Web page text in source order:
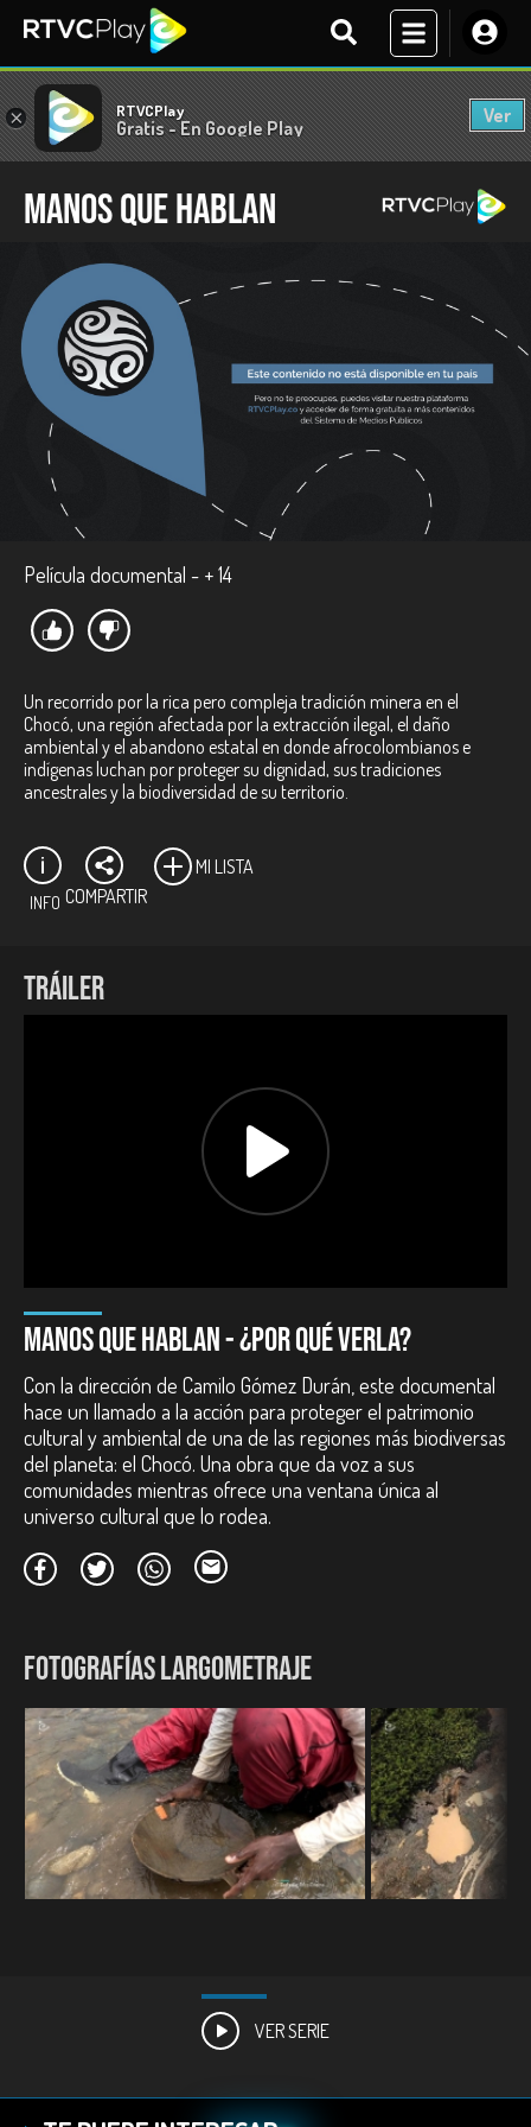
× RTVCPlay
Gratis - En Google Play
Ver
Manos que hablan
Película documental - + 14
Un recorrido por la rica pero compleja tradición minera en el
Chocó, una región afectada por la extracción ilegal, el daño
ambiental y el abandono estatal en donde afrocolombianos e
indígenas luchan por proteger su dignidad, sus tradiciones
ancestrales y la biodiversidad de su territorio.
INFO COMPARTIR
MI LISTA
Director:
Productor:Camilo Gómez Durán.
Abelino Palacios, Abigail Valencia, Adelaida Benítez,
Adriana Quejada, Alfredo Sinisterra, Alirio Quintero, Américo
Murillo, Angie Arias, Dolores Díaz, Henri Valoyes.
Dirección de fotografía:Camilo Gómez Durán.
Excelencia al mérito. Nature Without Borders International Film
Mejor documental medioambiental. Vancouver International
Movie Awards. Canadá. 2023.
Mención Especial. Festival de Cine de Huánuco - FENACI. Perú.
2023.
TRÁILER
MANOS QUE HABLAN - ¿POR QUÉ VERLA?
Con la dirección de Camilo Gómez Durán, este documental
hace un llamado a la acción para proteger el patrimonio
cultural y ambiental de una de las regiones más biodiversas
del planeta: el Chocó. Una obra que da voz a sus
comunidades mientras ofrece una ventana única al
universo cultural que lo rodea.
FOTOGRAFÍAS LARGOMETRAJE
VER SERIE